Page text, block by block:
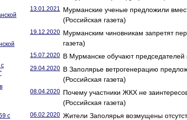
с
13.01.2021 Мурманские ученые предложили
(Российская газета)
19.12.2020 Мурманским чиновникам запретят
газета)
15.07.2020 В Мурманске обучают председателей
29.04.2020 В Заполярье ветрогенерацию
(Российская газета)
08.04.2020 Почему участники ЖКХ не
(Российская газета)
06.02.2020 Жители Заполярья возмущены